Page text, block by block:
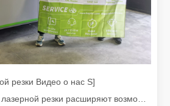
резки Видео о нас S]